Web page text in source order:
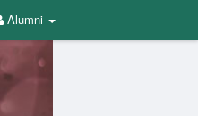
Alumni